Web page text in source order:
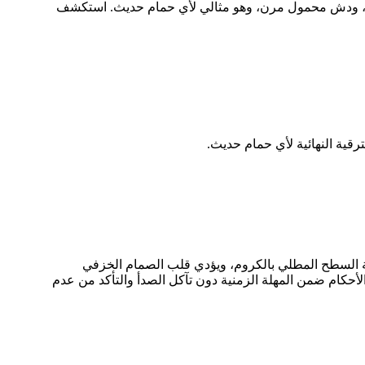
ودش محمول مرن، وهو مثالي لأي حمام حديث. استكشف
النهائية لأي حمام حديث.
السطح المطلي بالكروم، ويؤدي قلب الصمام الخزفي
ضمن المهلة الزمنية دون تآكل الصدأ والتأكد من عدم